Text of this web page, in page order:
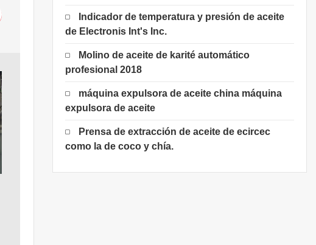
Indicador de temperatura y presión de aceite
de Electronis Int's Inc.
Molino de aceite de karité automático
profesional 2018
máquina expulsora de aceite china máquina
expulsora de aceite
Prensa de extracción de aceite de ecircec
como la de coco y chía.